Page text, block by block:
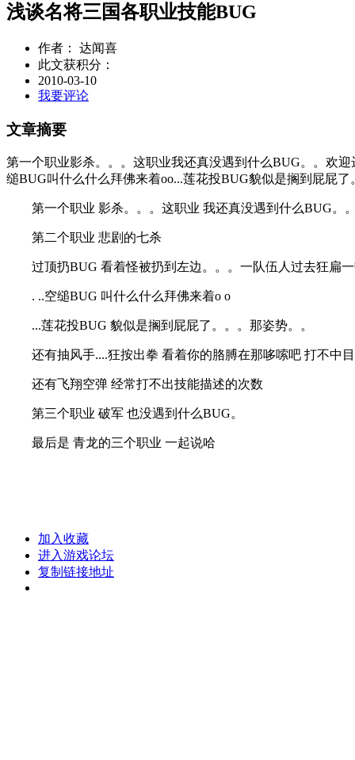
浅谈名将三国各职业技能BUG
作者： 达闻喜
此文获积分：
2010-03-10
我要评论
文章摘要
第一个职业影杀。。。这职业我还真没遇到什么BUG。。欢
缒BUG叫什么什么拜佛来着oo...莲花投BUG貌似是搁到屁屁
第一个职业 影杀。。。这职业 我还真没遇到什么BUG。
第二个职业 悲剧的七杀
过顶扔BUG 看着怪被扔到左边。。。一队伍人过去狂扁一
. ..空缒BUG 叫什么什么拜佛来着o o
...莲花投BUG 貌似是搁到屁屁了。。。那姿势。。
还有抽风手....狂按出拳 看着你的胳膊在那哆嗦吧 打不中目
还有飞翔空弹 经常打不出技能描述的次数
第三个职业 破军 也没遇到什么BUG。
最后是 青龙的三个职业 一起说哈
加入收藏
进入游戏论坛
复制链接地址